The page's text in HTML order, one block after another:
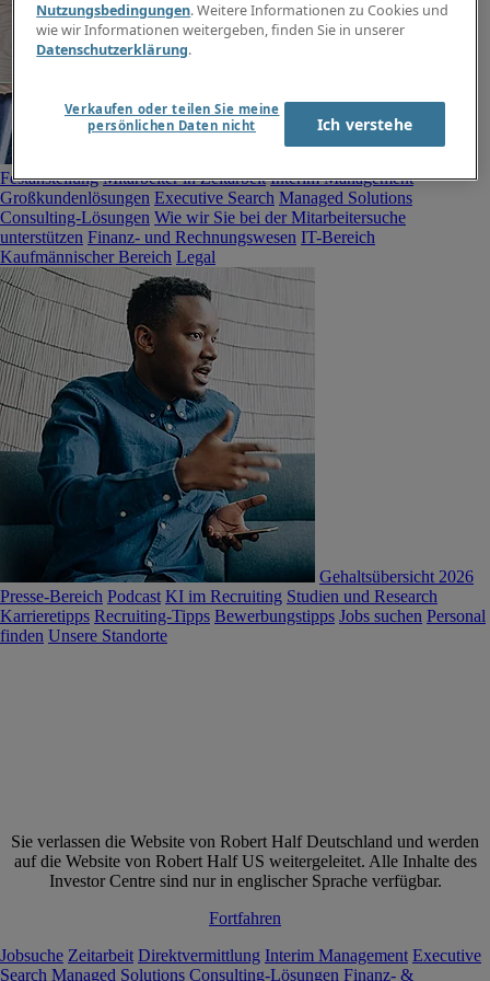
Festanstellung Mitarbeiter in Zeitarbeit Interim Management
Großkundenlösungen Executive Search Managed Solutions
Consulting-Lösungen Wie wir Sie bei der Mitarbeitersuche
unterstützen Finanz- und Rechnungswesen IT-Bereich
Kaufmännischer Bereich Legal
Gehaltsübersicht 2026
Presse-Bereich Podcast KI im Recruiting Studien und Research
Karrieretipps Recruiting-Tipps Bewerbungstipps Jobs suchen Personal
finden Unsere Standorte
Sie verlassen die Website von Robert Half Deutschland und werden
auf die Website von Robert Half US weitergeleitet. Alle Inhalte des
Investor Centre sind nur in englischer Sprache verfügbar.
Fortfahren
Jobsuche Zeitarbeit Direktvermittlung Interim Management Executive
Search Managed Solutions Consulting-Lösungen Finanz- &
Nutzungsbedingungen. Weitere Informationen zu Cookies und
wie wir Informationen weitergeben, finden Sie in unserer
Datenschutzerklärung.
Verkaufen oder teilen Sie meine
persönlichen Daten nicht
Ich verstehe